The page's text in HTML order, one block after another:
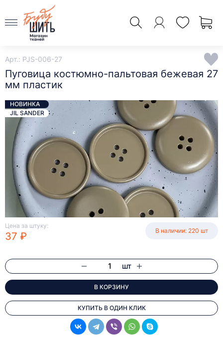
Арт.: PJS-006-27
Пуговица костюмно-пальтовая бежевая 27
мм пластик
Цена за штуку:
37 ₽ В наличии: 220 шт
шт
В КОРЗИНУ
КУПИТЬ В ОДИН КЛИК
НОВИНКА
JIL SANDER